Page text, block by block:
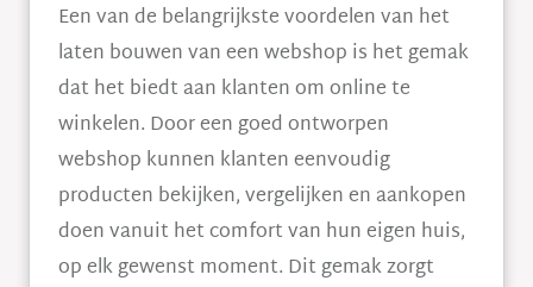
Een van de belangrijkste voordelen van het
laten bouwen van een webshop is het gemak
dat het biedt aan klanten om online te
winkelen. Door een goed ontworpen
webshop kunnen klanten eenvoudig
producten bekijken, vergelijken en aankopen
doen vanuit het comfort van hun eigen huis,
op elk gewenst moment. Dit gemak zorgt